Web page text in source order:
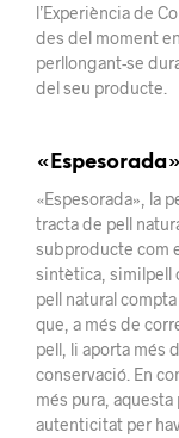
l’Experiència de
des del moment
perllongant-se
del seu producte.
«Espesorada», la
tracta de pell
subproducte com
sintètica, similpell
pell natural
que, a més de
pell, li aporta més
conservació. En
més pura,
autenticitat per